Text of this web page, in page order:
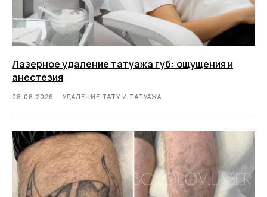
Лазерное удаление татуажа губ: ощущения и
анестезия
08.08.2026 УДАЛЕНИЕ ТАТУ И ТАТУАЖА